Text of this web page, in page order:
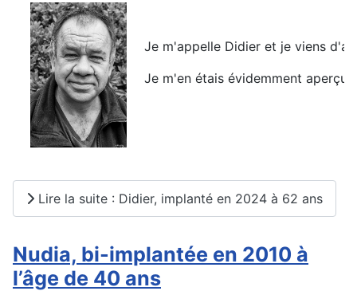
Je m'appelle Didier et je viens
Je m'en étais évidemment aperçu
Lire la suite : Didier, implanté en 2024 à 62 ans
Nudia, bi-implantée en 2010 à
l’âge de 40 ans